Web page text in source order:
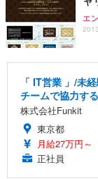
エ
「 IT営業 」/未
チームで協力す
株式会社Funkit
東京都
月給27万円～
正社員